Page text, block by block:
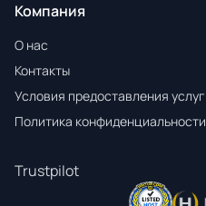
Компания
О нас
Контакты
Условия предоставления услуг
Политика конфиденциальности
Trustpilot